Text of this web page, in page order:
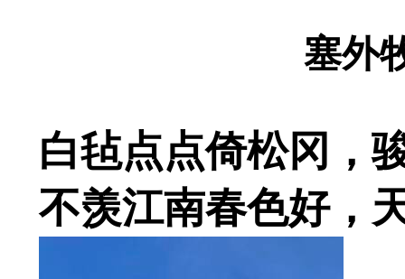
塞外
白毡点点倚松冈，
不羡江南春色好，